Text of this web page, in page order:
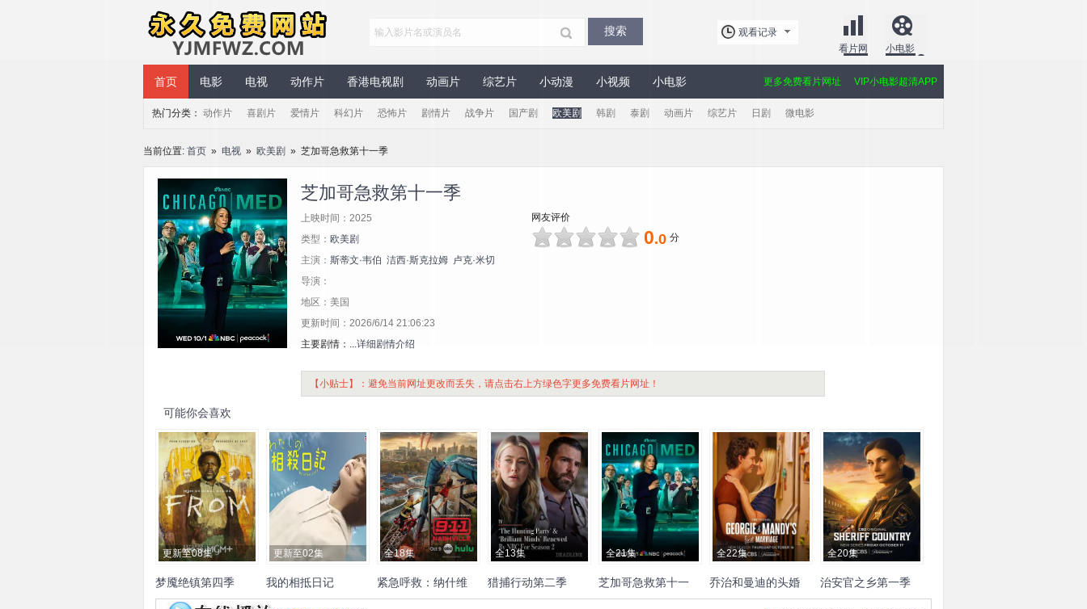
永久免费网站
观看记录
看片网
小电影
首页 电影 电视 动作片 香港电视剧 动画片 综艺片 小动漫 小视频 小电影 VIP小电影超清APP
更多免费看片网址
热门分类： 动作片 喜剧片 爱情片 科幻片 恐怖片 剧情片 战争片 国产剧 欧美剧 韩剧 泰剧 动画片 综艺片 日剧 微电影
当前位置: 首页 » 电视 » 欧美剧 » 芝加哥急救第十一季
芝加哥急救第十一季
上映时间：2025
类型： 欧美剧
主演： 斯蒂文·韦伯 洁西·斯克拉姆 卢克·米切
导演：
地区：美国
更新时间：2026/6/14 21:06:23
主要剧情：...详细剧情介绍
网友评价
0.0 分
【小贴士】：避免当前网址更改而丢失，请点击右上方绿色字更多免费看片网址！
可能你会喜欢
更新至08集
梦魇绝镇第四季
安吉拉·穆尔 哈罗德·佩里
更新至02集
我的相抵日记
志水彩乃 洼冢爱流 ゆめっ
全18集
紧急呼救：纳什维
尔
克里斯·奥唐纳 杰西卡·卡
全13集
猎捕行动第二季
梅丽莎·罗斯伯格 尼克·维
全21集
芝加哥急救第十一
季
斯蒂文·韦伯 洁西·斯克拉
全22集
乔治和曼迪的头婚
生活第二季
蒙塔纳·乔丹 艾米丽·奥斯
全20集
治安官之乡第一季
莫蕾娜·巴卡琳